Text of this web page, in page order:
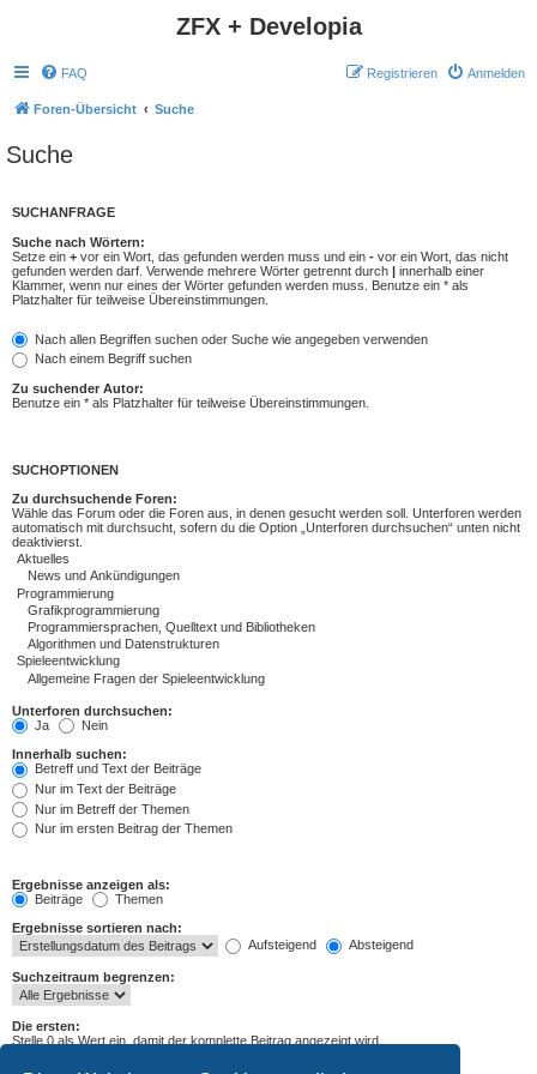
ZFX + Developia
FAQ Anmelden
Registrieren
Foren-Übersicht Suche
Suche
SUCHANFRAGE
Suche nach Wörtern:
Setze ein + vor ein Wort, das gefunden werden muss und ein - vor ein Wort, das nicht
gefunden werden darf. Verwende mehrere Wörter getrennt durch | innerhalb einer
Klammer, wenn nur eines der Wörter gefunden werden muss. Benutze ein * als
Platzhalter für teilweise Übereinstimmungen.
Nach allen Begriffen suchen oder Suche wie angegeben verwenden
Nach einem Begriff suchen
Zu suchender Autor:
Benutze ein * als Platzhalter für teilweise Übereinstimmungen.
SUCHOPTIONEN
Zu durchsuchende Foren:
Wähle das Forum oder die Foren aus, in denen gesucht werden soll. Unterforen werden
automatisch mit durchsucht, sofern du die Option „Unterforen durchsuchen“ unten nicht
deaktivierst.
Unterforen durchsuchen:
Ja
Nein
Innerhalb suchen:
Betreff und Text der Beiträge
Nur im Text der Beiträge
Nur im Betreff der Themen
Nur im ersten Beitrag der Themen
Ergebnisse anzeigen als:
Beiträge
Themen
Ergebnisse sortieren nach:
Aufsteigend
Absteigend
Suchzeitraum begrenzen:
Die ersten:
Stelle 0 als Wert ein, damit der komplette Beitrag angezeigt wird.